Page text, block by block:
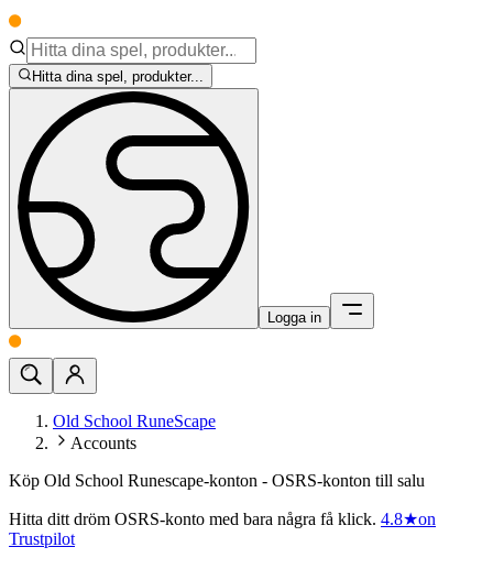
Hitta dina spel, produkter...
Logga in
Old School RuneScape
Accounts
Köp Old School Runescape-konton - OSRS-konton till salu
Hitta ditt dröm OSRS-konto med bara några få klick. 4.8★on
Trustpilot